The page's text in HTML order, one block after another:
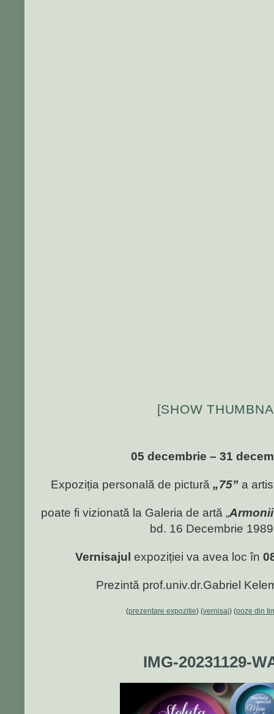
[SHOW
05 decembrie – 31
Expoziția personală de pictură „75” a
poate fi vizionată la Galeria de artă „
bd. 16 Decembrie
Vernisajul expoziției va avea loc în
Prezintă prof.univ.dr.Gabriel
(prezentare expozitie) (vernisaj) (poze din
IMG-20231129-